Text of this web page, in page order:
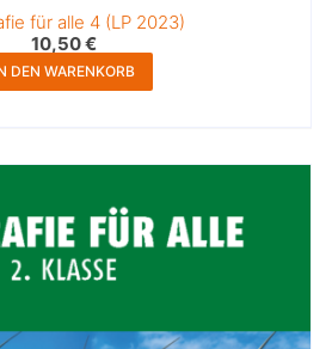
für alle 4 (LP 2023)
10,50€
DEN WARENKORB